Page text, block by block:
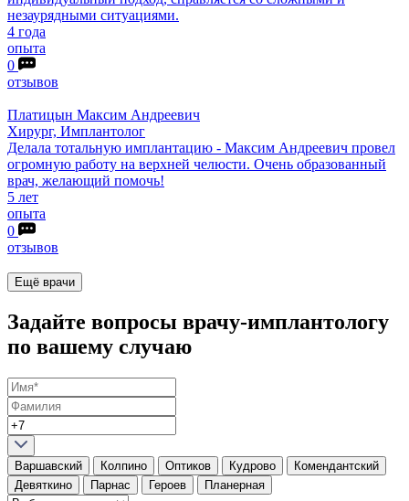
незаурядными ситуациями.
4 года
опыта
0
отзывов
Платицын Максим Андреевич
Хирург, Имплантолог
Делала тотальную имплантацию - Максим Андреевич провел
огромную работу на верхней челюсти. Очень образованный
врач, желающий помочь!
5 лет
опыта
0
отзывов
Ещё врачи
Задайте вопросы врачу-имплантологу
по вашему случаю
Варшавский Колпино Оптиков Кудрово
Комендантский
Девяткино
Парнас Героев Планерная